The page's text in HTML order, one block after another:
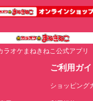
ラオケまねきねこ公式アプリ
ご利用ガイ
ショッピング